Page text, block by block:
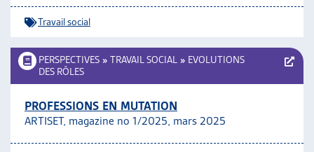
Travail social
PERSPECTIVES » TRAVAIL SOCIAL » EVOLUTIONS
DES RÔLES
PROFESSIONS EN MUTATION
ARTISET, magazine no 1/2025, mars 2025